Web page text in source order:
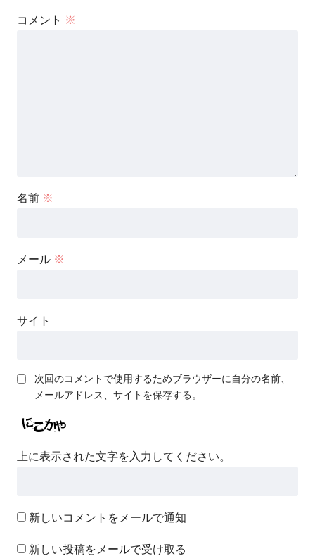
コメント ※
名前 ※
メール ※
サイト
次回のコメントで使用するためブラウザーに自分の名前、
メールアドレス、サイトを保存する。
上に表示された文字を入力してください。
新しいコメントをメールで通知
新しい投稿をメールで受け取る